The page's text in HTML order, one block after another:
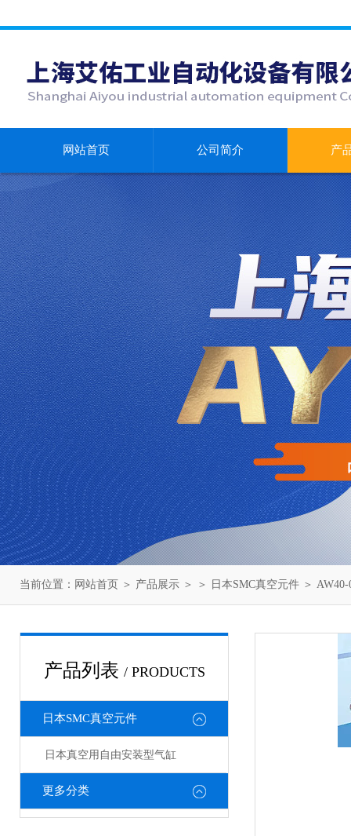
网站首页 公司简介 产
当前位置： 网站首页 ＞ 产品展示 ＞ ＞ 日本SMC真空元件 ＞
产品列表 / PRODUCTS
日本SMC真空元件
日本真空用自由安装型气缸
更多分类